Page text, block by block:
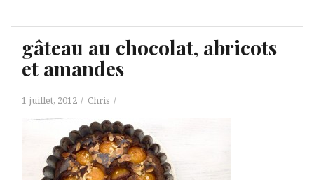
gâteau au chocolat, abricots
et amandes
1 juillet, 2012 Chris